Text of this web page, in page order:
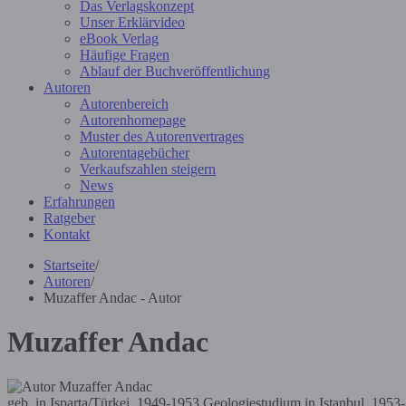
Das Verlagskonzept
Unser Erklärvideo
eBook Verlag
Häufige Fragen
Ablauf der Buchveröffentlichung
Autoren
Autorenbereich
Autorenhomepage
Muster des Autorenvertrages
Autorentagebücher
Verkaufszahlen steigern
News
Erfahrungen
Ratgeber
Kontakt
Startseite/
Autoren/
Muzaffer Andac - Autor
Muzaffer Andac
geb. in Isparta/Türkei, 1949-1953 Geologiestudium in Istanbul,